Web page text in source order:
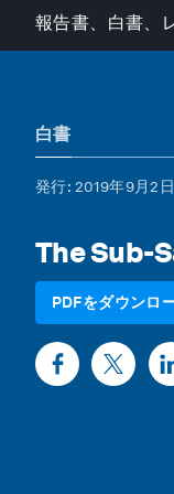
報告書、白書、
白書
発行: 2019年9月2日
The Sub-
PDFをダウンロ